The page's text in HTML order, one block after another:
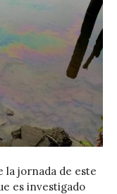
la jornada de este
es investigado